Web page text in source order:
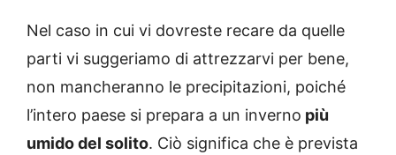
Nel caso in cui vi dovreste recare da quelle
parti vi suggeriamo di attrezzarvi per bene,
non mancheranno le precipitazioni, poiché
l’intero paese si prepara a un inverno più
umido del solito. Ciò significa che è prevista